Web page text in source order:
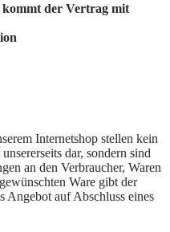
kommt der Vertrag mit
Internetshop stellen kein
dar, sondern sind
an den Verbraucher, Waren
Ware gibt der
Angebot auf Abschluss eines